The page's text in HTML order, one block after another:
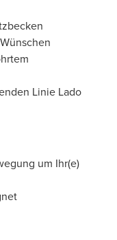
Linie Lado
um Ihr(e)